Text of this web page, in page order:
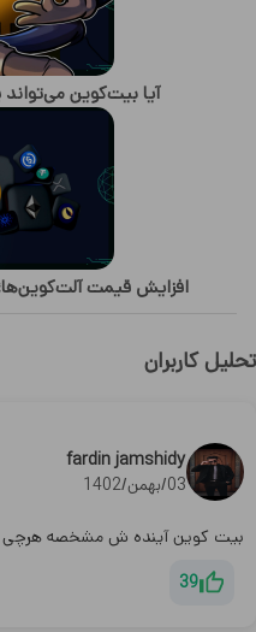
آیا بیت‌کوین
افزایش قیمت آلت‌کوین‌ها؛
تحلیل کاربران
fardin jamshidy
03/بهمن/1402
بیت کوین آینده ش مشخصه هرچی
39